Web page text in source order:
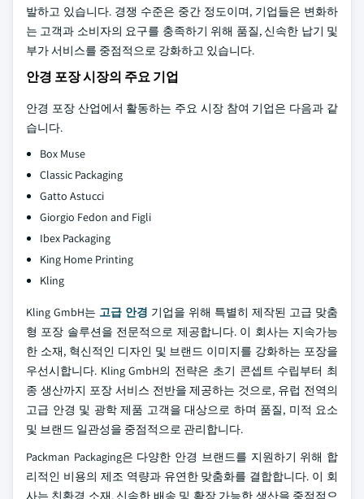
발하고 있습니다. 경쟁 수준은 중간 정도이며, 기업들은 변화하
는 고객과 소비자의 요구를 충족하기 위해 품질, 신속한 납기 및
부가 서비스를 중점적으로 강화하고 있습니다.
안경 포장 시장의 주요 기업
안경 포장 산업에서 활동하는 주요 시장 참여 기업은 다음과 같
습니다.
Box Muse
Classic Packaging
Gatto Astucci
Giorgio Fedon and Figli
Ibex Packaging
King Home Printing
Kling
Kling GmbH는 고급 안경 기업을 위해 특별히 제작된 고급 맞춤
형 포장 솔루션을 전문적으로 제공합니다. 이 회사는 지속가능
한 소재, 혁신적인 디자인 및 브랜드 이미지를 강화하는 포장을
우선시합니다. Kling GmbH의 전략은 초기 콘셉트 수립부터 최
종 생산까지 포장 서비스 전반을 제공하는 것으로, 유럽 전역의
고급 안경 및 광학 제품 고객을 대상으로 하며 품질, 미적 요소
및 브랜드 일관성을 중점적으로 관리합니다.
Packman Packaging은 다양한 안경 브랜드를 지원하기 위해 합
리적인 비용의 제조 역량과 유연한 맞춤화를 결합합니다. 이 회
사는 친환경 소재, 신속한 배송 및 확장 가능한 생산을 중점적으